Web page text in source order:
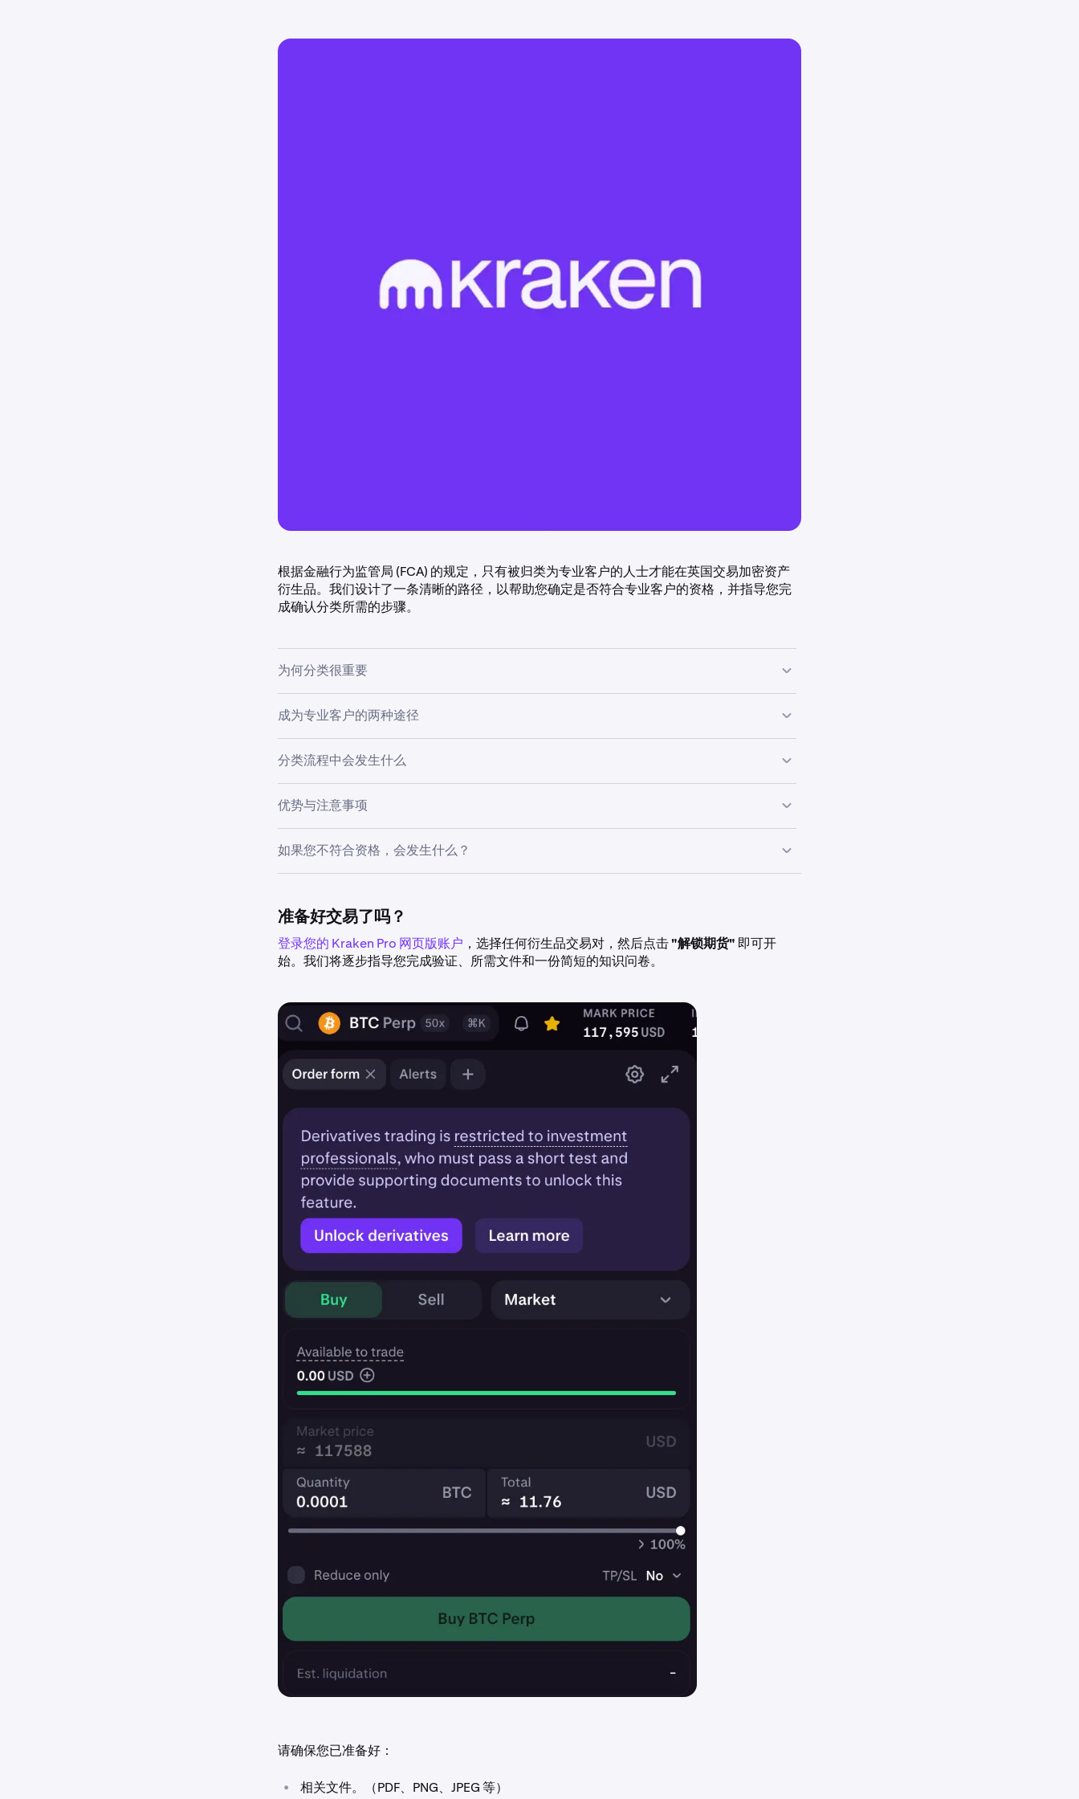
根据金融行为监管局 (FCA) 的规定，只有被归类为专业客户的人士才能在英国交易加密资产
衍生品。我们设计了一条清晰的路径，以帮助您确定是否符合专业客户的资格，并指导您完
成确认分类所需的步骤。
为何分类很重要
根据 FCA 规定，客户可分为零售客户或专业客户。被归类为专业客户的人士可以从更广泛的
金融产品中受益，但无法享受与零售客户相同的投资者保护措施。
成为专业客户的两种途径
1
当然专业客户
此类别涵盖符合既定监管或机构标准（例如，金融机构、大型企业实体或公共机构）的组
织。实体需要提供某些文件来证明其符合相关标准。这些文件可能包括财务报表、实体是
受监管金融市场参与者的证据，以及实体所从事的投资业务类型的证据。
希望被归类为当然专业客户的非受监管投资公司，还需要完成一项定性评估，以评估公司
交易杠杆金融工具的知识和经验。
2
选择性专业客户
不符合当然专业客户资格的个人或企业，如果符合特定的资格要求，仍可申请被归类为选
择性专业客户。选择性专业客户通常是个人或小型企业，能够证明在交易杠杆金融工具
要符合资格，客户必须满足以下三项标准中的至少两项，并成功完成定性评估，以证明对
相关风险有足够的知识和理解。
1. 大量交易历史
在过去 4 个季度中，您每个季度至少交易了 10 次杠杆衍生品或结构性产品（例如，期
货、期权、差价合约），每笔交易金额为：
£10,000+（股票或加密货币）
£40,000+（债务、指数或商品）
所需文件：交易收据或账户对账单
⚠️ 交易必须随着时间的推移保持一致，而不仅仅是集中在一个季度。
2. 金融投资组合 > €500,000
您持有的金融工具投资组合价值超过 €500,000。
计入：现金、股票、债券、SIPP、ISA。
不计入：房地产、商品、直接加密货币。
所需文件：近期银行或投资对账单。
3. 相关专业经验
所需文件：雇主确认信，确认：
- 您使用杠杆工具的经验
- 受雇时长（至少 1 年）
分类流程中会发生什么
1 初步声明：如果您已有账户，则需要登录并指明您是寻求当然专业客户还是选择性专业客
户分类。如果您是新用户，则需要先创建一个账户，然后填写专业分类支持表单。
3 文件与上传： 提供与您所选途径相符的证据。这可能包括财务报表、执照或职位证明，以
及显示交易历史或投资组合规模的账户记录。
4 结果：我们将在审核您的文件、问卷结果和确认书后通过电子邮件通知您。如果您符合要
求，我们将相应地更新您的状态。
优势与注意事项
• 访问加密资产衍生品：交易加密衍生品（如期货），拓宽您的交易策略范围。
• 零售保护减少： 选择专业客户身份意味着您接受较少的监管保护，例如放弃某些投资者保
护，包括在出现问题时向金融申诉服务机构寻求追索权。
• 监控和重新分类：如果您的财务状况或交易活动发生变化，您可以要求恢复零售客户身
份。我们还可能根据法规要求重新评估您的分类。
如果您不符合资格，会发生什么？
以稍后重新申请。
准备好交易了吗？
登录您的 Kraken Pro 网页版账户 ，选择任何衍生品交易对，然后点击"解锁期货" 即可开
始。我们将逐步指导您完成验证、所需文件和一份简短的知识问卷。
请确保您已准备好：
• 相关文件。（PDF、PNG、JPEG 等）